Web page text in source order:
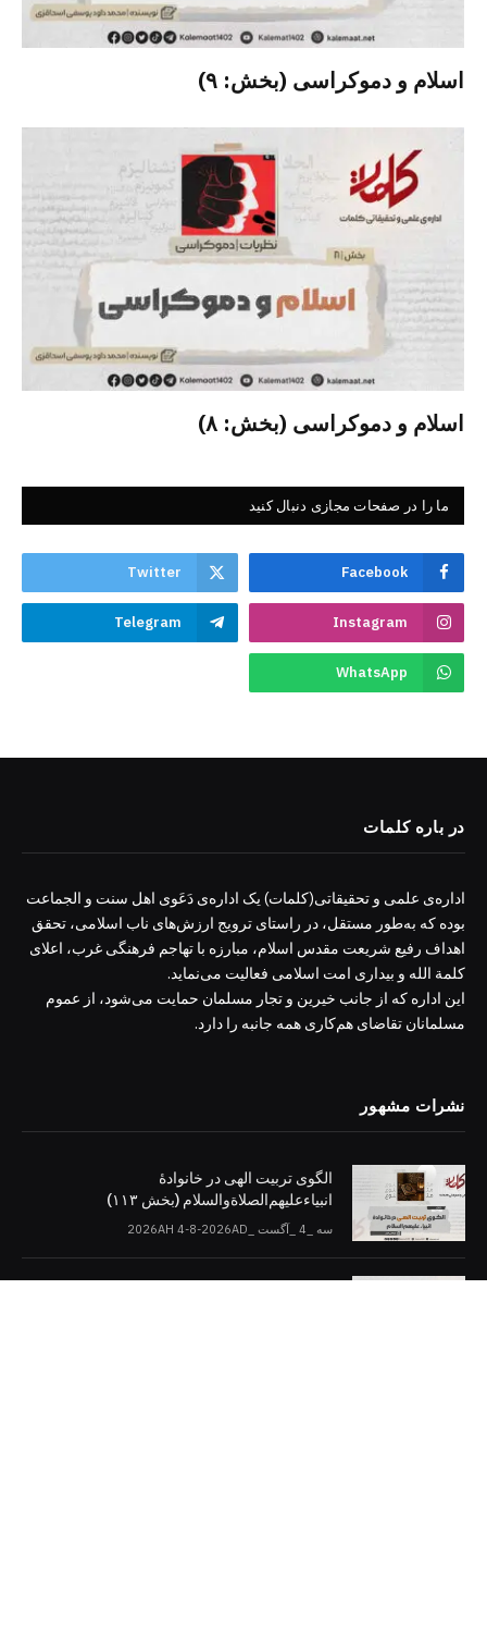
اسلام و دموکراسی (بخش: ۹)
اسلام و دموکراسی (بخش: ۸)
ما را در صفحات مجازی دنبال کنید
Facebook
Twitter
Instagram
Telegram
WhatsApp
در باره کلمات
اداره‌ی علمی و تحقیقاتی(کلمات) یک اداره‌ی دَعَوی اهل سنت و الجماعت
بوده که به‌طور مستقل، در راستای ترویج ارزش‌های ناب اسلامی، تحقق
اهداف رفیع شریعت مقدس اسلام، مبارزه با تهاجم فرهنگی غرب، اعلای
کلمة الله و بیداری امت اسلامی فعالیت می‌نماید.
این اداره که از جانب خیرین و تجار مسلمان حمایت می‌شود، از عموم
مسلمانان تقاضای هم‌کاری همه جانبه را دارد.
نشرات مشهور
الگوی تربیت الهی در خانوادۀ
انبیاءعلیهم‌الصلاةو‌السلام (بخش ۱۱۳)
سه _4 _آگست _2026AH 4-8-2026AD